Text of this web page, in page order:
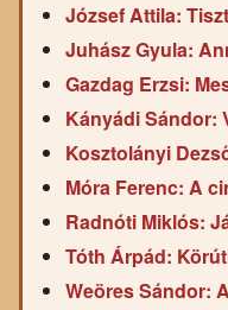
József Attila:
Juhász Gyula:
Gazdag Erzsi:
Kányádi Sándor:
Kosztolányi
Móra Ferenc: A
Radnóti Miklós:
Tóth Árpád:
Weöres Sándor: